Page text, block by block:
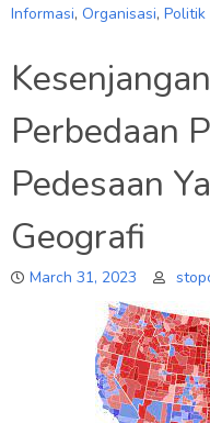
Informasi, Organisasi, Politik
Perbedaan
Pedesaan
Geografi
March 31, 2023